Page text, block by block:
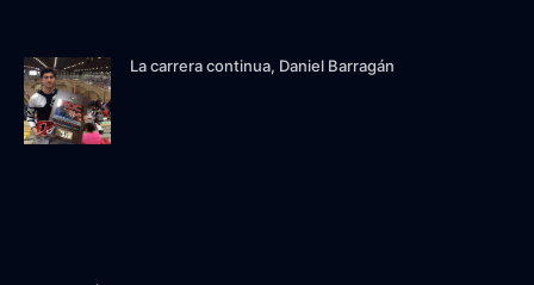
La carrera continua, Daniel Barragán